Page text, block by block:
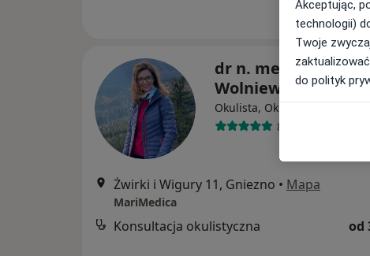
dr n. med. Marika
Wolniewińska
Okulista, Okulista dziecięcy
8 opinii
Żwirki i Wigury 11, Gniezno • Mapa
MariMedica
Konsultacja okulistyczna od
Akceptując,
technologii)
Twoje
do polityk